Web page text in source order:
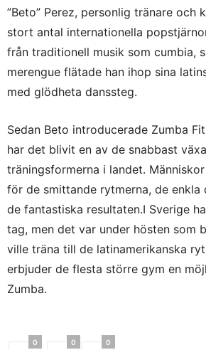
”Beto” Perez, personlig tränare och
stort antal internationella
från traditionell musik som cumbia,
merengue flätade han ihop sina
med glödheta danssteg.
Sedan Beto introducerade Zumba
har det blivit en av de snabbast
träningsformerna i landet.
för de smittande rytmerna, de enkla
de fantastiska resultaten.I Sverige
tag, men det var under hösten som
ville träna till de latinamerikanska
erbjuder de flesta större gym en
Zumba.
0 0 0